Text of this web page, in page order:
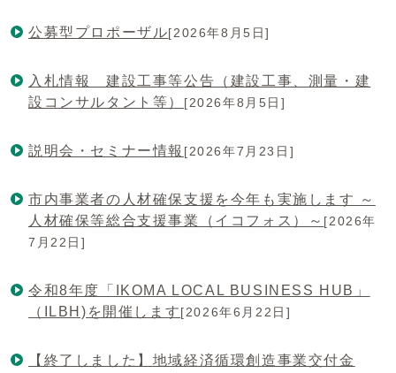
公募型プロポーザル[2026年8月5日]
入札情報 建設工事等公告（建設工事、測量・建
設コンサルタント等） [2026年8月5日]
説明会・セミナー情報 [2026年7月23日]
市内事業者の人材確保支援を今年も実施します ～
人材確保等総合支援事業（イコフォス）～ [2026年
7月22日]
令和8年度「IKOMA LOCAL BUSINESS HUB」
（ILBH)を開催します[2026年6月22日]
【終了しました】地域経済循環創造事業交付金